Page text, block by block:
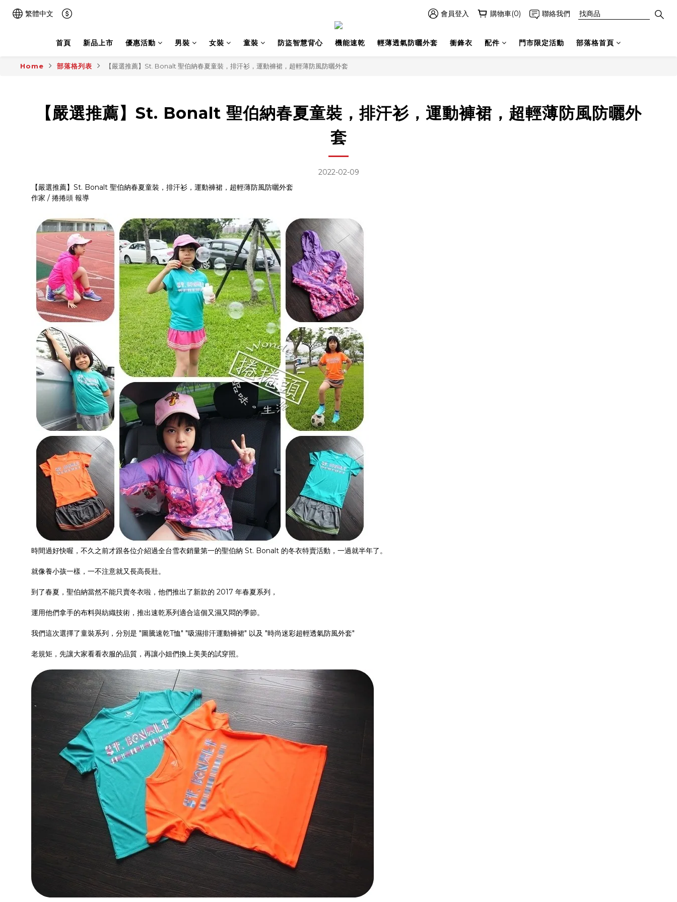
繁體中文 會員登入 購物車(0) 聯絡我們
首頁 新品上市 優惠活動 男裝 女裝 童裝 防盜智慧背心 機能速乾 輕薄透氣防曬外套 衝鋒衣 配件 門市限定活動 部落格首頁
Home 部落格列表 【嚴選推薦】St. Bonalt 聖伯納春夏童裝，排汗衫，運動褲裙，超輕薄防風防曬外套
【嚴選推薦】St. Bonalt 聖伯納春夏童裝，排汗衫，運動褲裙，超輕薄防風防曬外
套
2022-02-09
【嚴選推薦】St. Bonalt 聖伯納春夏童裝，排汗衫，運動褲裙，超輕薄防風防曬外套
作家 / 捲捲頭 報導
時間過好快喔，不久之前才跟各位介紹過全台雪衣銷量第一的聖伯納 St. Bonalt 的冬衣特賣活動，一過就半年了。
就像養小孩一樣，一不注意就又長高長壯。
到了春夏，聖伯納當然不能只賣冬衣啦，他們推出了新款的 2017 年春夏系列，
運用他們拿手的布料與紡織技術，推出速乾系列適合這個又濕又悶的季節。
我們這次選擇了童裝系列，分別是 "圖騰速乾T恤" "吸濕排汗運動褲裙" 以及 "時尚迷彩超輕透氣防風外套"
老規矩，先讓大家看看衣服的品質，再讓小姐們換上美美的試穿照。